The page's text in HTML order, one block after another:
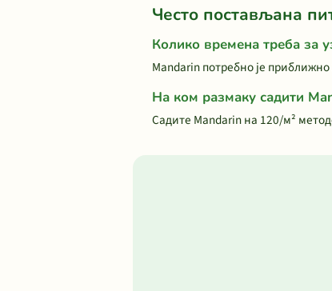
Често постављана
Колико времена треба за
Mandarin потребно је
На ком размаку садити
Садите Mandarin на 120/м²